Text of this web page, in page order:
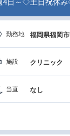
4日～◇土日祝休
勤務地 福岡県福岡
施設 クリニック
当直 なし